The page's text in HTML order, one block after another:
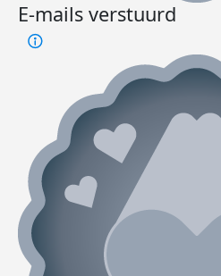
E-mails verstuurd